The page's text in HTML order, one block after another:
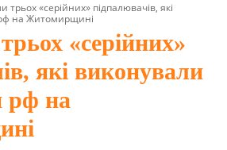
трьох «серійних» підпалювачів, які
на Житомирщині
«серійних»
які виконували
рф на